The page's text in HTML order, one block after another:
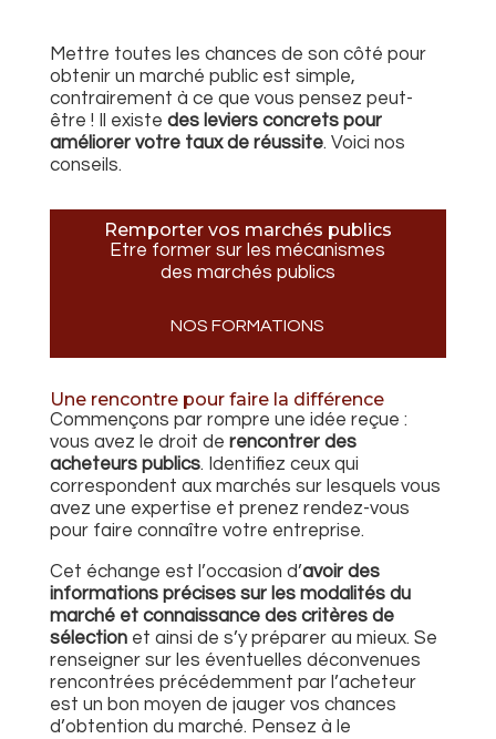
Mettre toutes les chances de son côté pour
obtenir un marché public est simple,
contrairement à ce que vous pensez peut-
être ! Il existe des leviers concrets pour
améliorer votre taux de réussite. Voici nos
conseils.
Remporter vos marchés publics
Etre former sur les mécanismes
des marchés publics
NOS FORMATIONS
Une rencontre pour faire la différence
Commençons par rompre une idée reçue :
vous avez le droit de rencontrer des
acheteurs publics. Identifiez ceux qui
correspondent aux marchés sur lesquels vous
avez une expertise et prenez rendez-vous
pour faire connaître votre entreprise.
Cet échange est l’occasion d’avoir des
informations précises sur les modalités du
marché et connaissance des critères de
sélectionet ainsi de s’y préparer au mieux. Se
renseigner sur les éventuelles déconvenues
rencontrées précédemment par l’acheteur
est un bon moyen de jauger vos chances
d’obtention du marché. Pensez à le